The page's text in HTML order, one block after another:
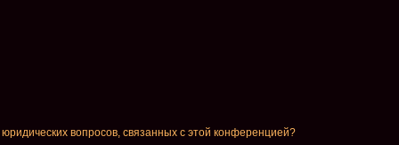
вопросов, связанных с этой конференцией?